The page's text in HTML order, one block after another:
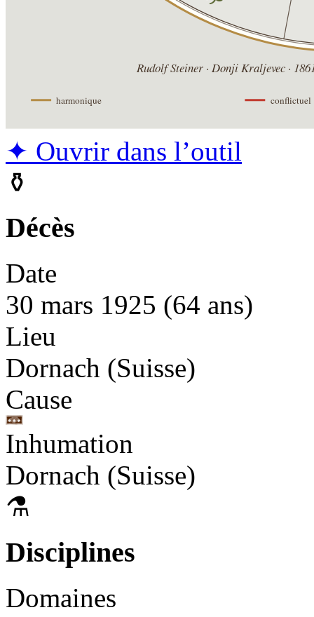
✦ Ouvrir dans l’outil
⚱
Décès
Date
30 mars 1925 (64 ans)
Lieu
Dornach (Suisse)
Cause
Inhumation
Dornach (Suisse)
⚗
Disciplines
Domaines